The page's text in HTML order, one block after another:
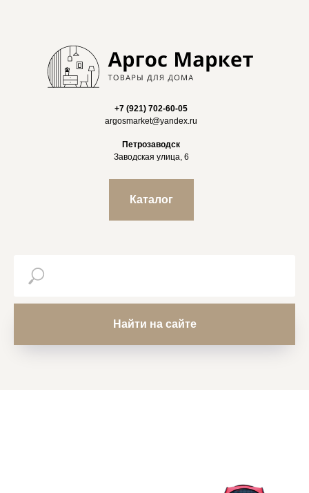
+7 (921) 702-60-05
argosmarket@yandex.ru
Петрозаводск
Заводская улица, 6
Каталог
Найти на сайте